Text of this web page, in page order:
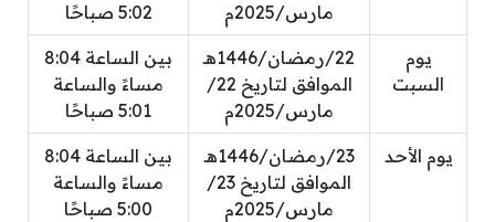
مارس/2025م
5:02 صباحًا
يوم
السبت
22/رمضان/1446هـ
الموافق لتاريخ 22/
مارس/2025م
بين الساعة 8:04
مساءً والساعة
5:01 صباحًا
يوم الأحد
23/رمضان/1446هـ
الموافق لتاريخ 23/
مارس/2025م
بين الساعة 8:04
مساءً والساعة
5:00 صباحًا